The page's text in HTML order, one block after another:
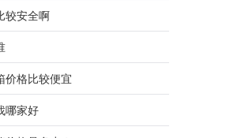
较安全啊
价格比较便宜
哪家好